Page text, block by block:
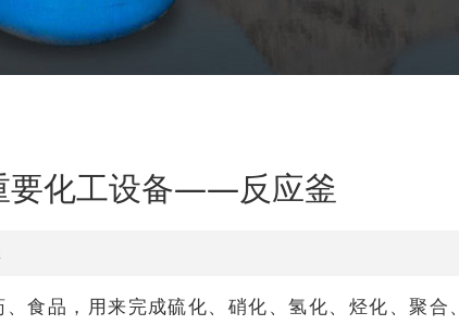
要化工设备——反应釜
食品，用来完成硫化、硝化、氢化、烃化、聚